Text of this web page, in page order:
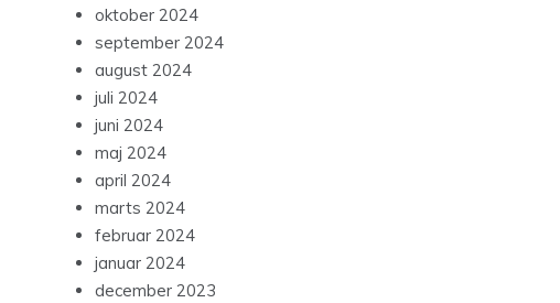
oktober 2024
september 2024
august 2024
juli 2024
juni 2024
maj 2024
april 2024
marts 2024
februar 2024
januar 2024
december 2023